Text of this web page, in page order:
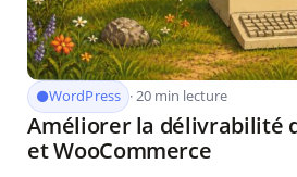
WordPress · 20 min lecture
Améliorer la délivrabilité
et WooCommerce